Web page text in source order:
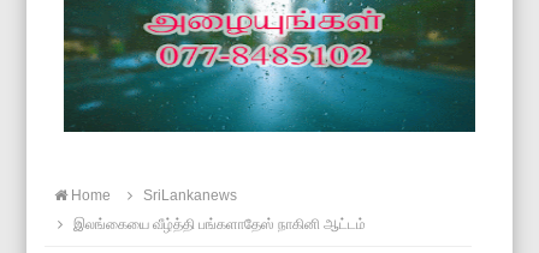
Home
SriLankanews
இலங்கையை வீழ்த்தி பங்களாதேஸ் நாகினி ஆட்டம்